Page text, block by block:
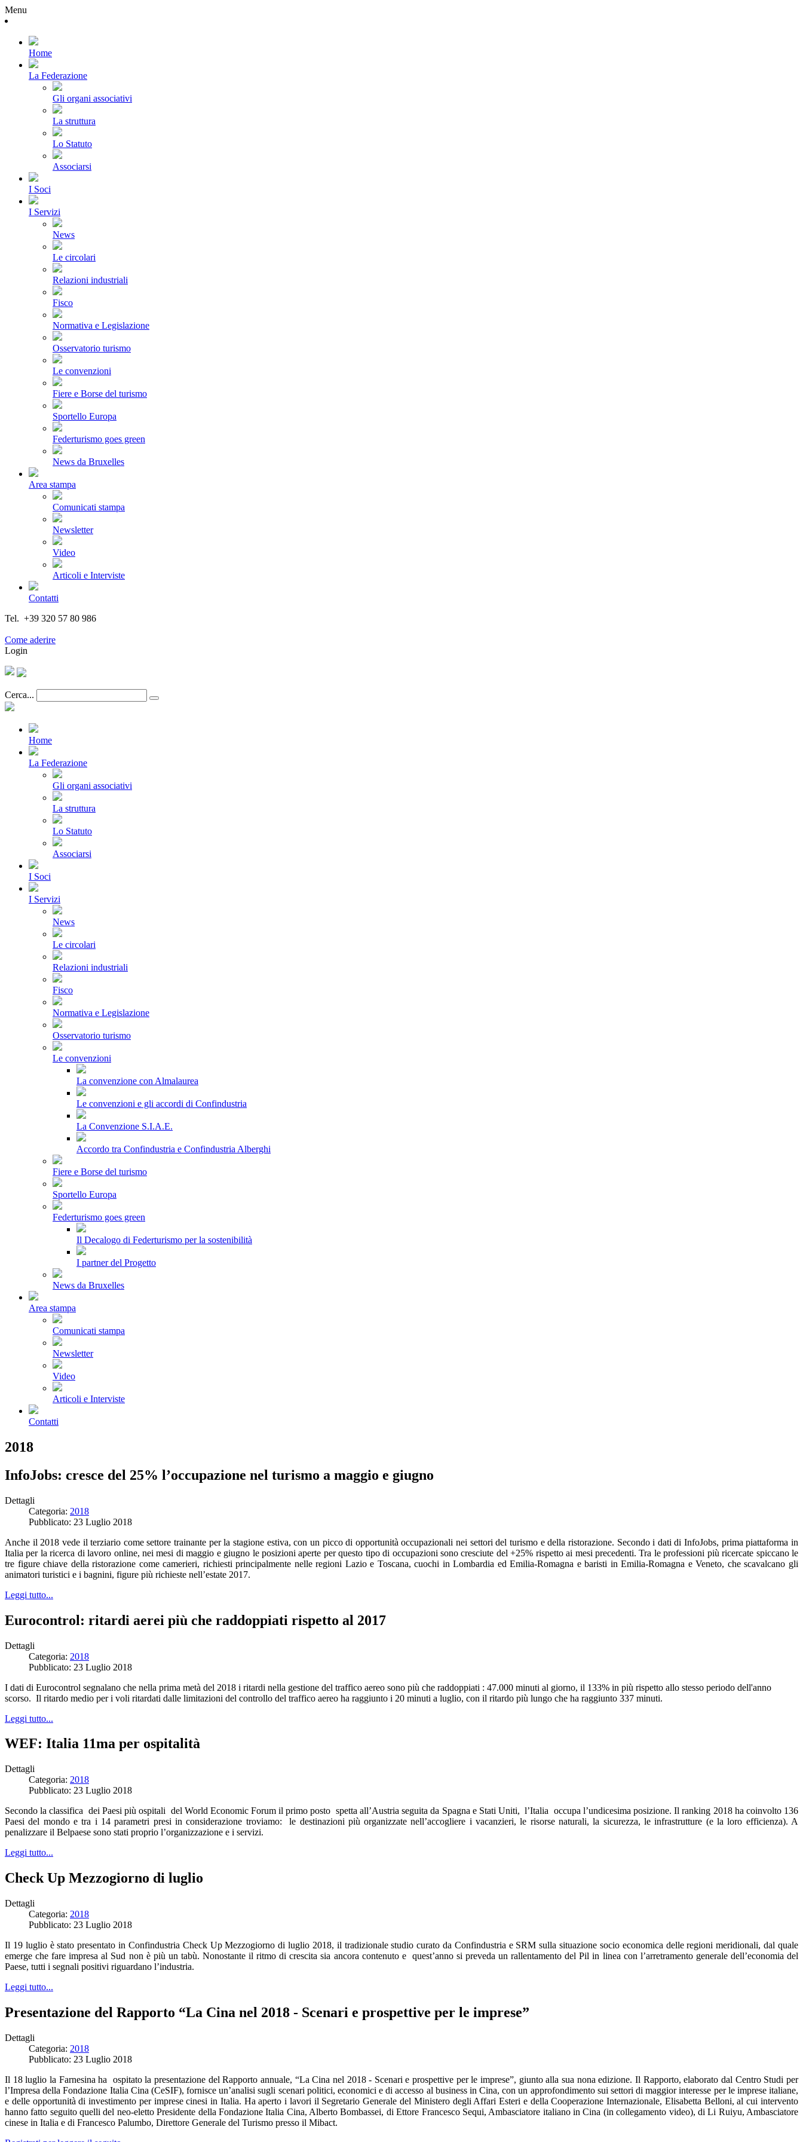
Menu
Home
La Federazione
Gli organi associativi
La struttura
Lo Statuto
Associarsi
I Soci
I Servizi
News
Le circolari
Relazioni industriali
Fisco
Normativa e Legislazione
Osservatorio turismo
Le convenzioni
Fiere e Borse del turismo
Sportello Europa
Federturismo goes green
News da Bruxelles
Area stampa
Comunicati stampa
Newsletter
Video
Articoli e Interviste
Contatti
Tel. +39 320 57 80 986
Come aderire
Login
Cerca...
Home
La Federazione
Gli organi associativi
La struttura
Lo Statuto
Associarsi
I Soci
I Servizi
News
Le circolari
Relazioni industriali
Fisco
Normativa e Legislazione
Osservatorio turismo
Le convenzioni
La convenzione con Almalaurea
Le convenzioni e gli accordi di Confindustria
La Convenzione S.I.A.E.
Accordo tra Confindustria e Confindustria Alberghi
Fiere e Borse del turismo
Sportello Europa
Federturismo goes green
Il Decalogo di Federturismo per la sostenibilità
I partner del Progetto
News da Bruxelles
Area stampa
Comunicati stampa
Newsletter
Video
Articoli e Interviste
Contatti
2018
InfoJobs: cresce del 25% l’occupazione nel turismo a maggio e giugno
Dettagli
Categoria: 2018
Pubblicato: 23 Luglio 2018
Anche il 2018 vede il terziario come settore trainante per la stagione estiva, con un picco di opportunità occupazionali nei settori del turismo e della ristorazione. Secondo i dati di InfoJobs, prima piattaforma in
Italia per la ricerca di lavoro online, nei mesi di maggio e giugno le posizioni aperte per questo tipo di occupazioni sono cresciute del +25% rispetto ai mesi precedenti. Tra le professioni più ricercate spiccano le
tre figure chiave della ristorazione come camerieri, richiesti principalmente nelle regioni Lazio e Toscana, cuochi in Lombardia ed Emilia-Romagna e baristi in Emilia-Romagna e Veneto, che scavalcano gli
animatori turistici e i bagnini, figure più richieste nell’estate 2017.
Leggi tutto...
Eurocontrol: ritardi aerei più che raddoppiati rispetto al 2017
Dettagli
Categoria: 2018
Pubblicato: 23 Luglio 2018
I dati di Eurocontrol segnalano che nella prima metà del 2018 i ritardi nella gestione del traffico aereo sono più che raddoppiati : 47.000 minuti al giorno, il 133% in più rispetto allo stesso periodo dell'anno
scorso. Il ritardo medio per i voli ritardati dalle limitazioni del controllo del traffico aereo ha raggiunto i 20 minuti a luglio, con il ritardo più lungo che ha raggiunto 337 minuti.
Leggi tutto...
WEF: Italia 11ma per ospitalità
Dettagli
Categoria: 2018
Pubblicato: 23 Luglio 2018
Secondo la classifica dei Paesi più ospitali del World Economic Forum il primo posto spetta all’Austria seguita da Spagna e Stati Uniti, l’Italia occupa l’undicesima posizione. Il ranking 2018 ha coinvolto 136
Paesi del mondo e tra i 14 parametri presi in considerazione troviamo: le destinazioni più organizzate nell’accogliere i vacanzieri, le risorse naturali, la sicurezza, le infrastrutture (e la loro efficienza). A
penalizzare il Belpaese sono stati proprio l’organizzazione e i servizi.
Leggi tutto...
Check Up Mezzogiorno di luglio
Dettagli
Categoria: 2018
Pubblicato: 23 Luglio 2018
Il 19 luglio è stato presentato in Confindustria Check Up Mezzogiorno di luglio 2018, il tradizionale studio curato da Confindustria e SRM sulla situazione socio economica delle regioni meridionali, dal quale
emerge che fare impresa al Sud non è più un tabù. Nonostante il ritmo di crescita sia ancora contenuto e quest’anno si preveda un rallentamento del Pil in linea con l’arretramento generale dell’economia del
Paese, tutti i segnali positivi riguardano l’industria.
Leggi tutto...
Presentazione del Rapporto “La Cina nel 2018 - Scenari e prospettive per le imprese”
Dettagli
Categoria: 2018
Pubblicato: 23 Luglio 2018
Il 18 luglio la Farnesina ha ospitato la presentazione del Rapporto annuale, “La Cina nel 2018 - Scenari e prospettive per le imprese”, giunto alla sua nona edizione. Il Rapporto, elaborato dal Centro Studi per
l’Impresa della Fondazione Italia Cina (CeSIF), fornisce un’analisi sugli scenari politici, economici e di accesso al business in Cina, con un approfondimento sui settori di maggior interesse per le imprese italiane,
e delle opportunità di investimento per imprese cinesi in Italia. Ha aperto i lavori il Segretario Generale del Ministero degli Affari Esteri e della Cooperazione Internazionale, Elisabetta Belloni, al cui intervento
hanno fatto seguito quelli del neo-eletto Presidente della Fondazione Italia Cina, Alberto Bombassei, di Ettore Francesco Sequi, Ambasciatore italiano in Cina (in collegamento video), di Li Ruiyu, Ambasciatore
cinese in Italia e di Francesco Palumbo, Direttore Generale del Turismo presso il Mibact.